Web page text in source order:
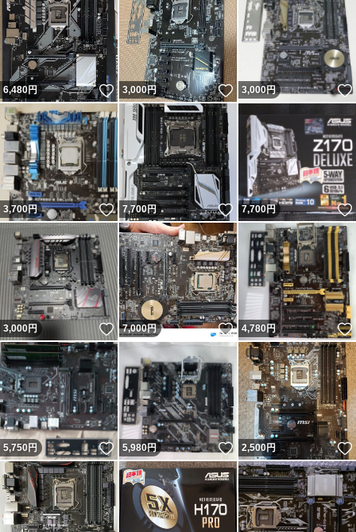
6,480円 いいね！
3,000円 いいね！
3,000円
3,700円 いいね！
7,700円 いいね！
7,700円
3,000円 いいね！
7,000円 いいね！
4,780円
5,750円 いいね！
5,980円 いいね！
2,500円